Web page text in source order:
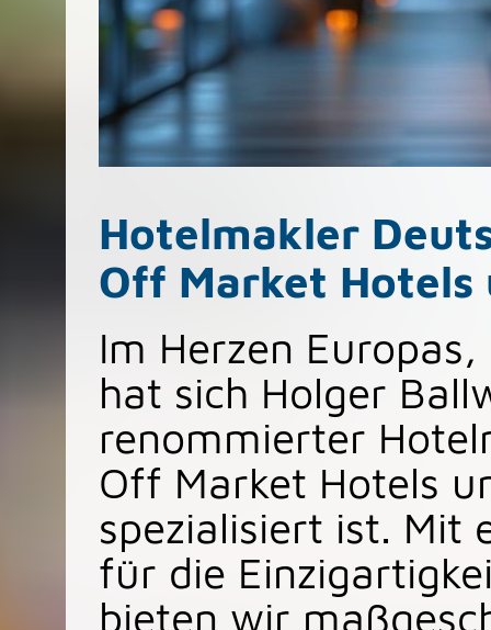
Hotelmakler
Off Market
Im Herzen
hat sich Holger
renommierter
Off Market Hotels
spezialisiert ist. Mit
für die
bieten wir